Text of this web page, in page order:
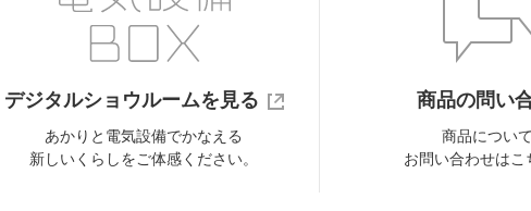
デジタルショウルームを見る
あかりと電気設備でかなえる
新しいくらしをご体感ください。
商品の問い
商品につい
お問い合わせはこ